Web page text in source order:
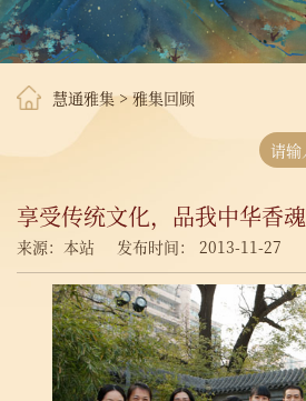
慧通雅集>雅集回顾
享受传统文化，品我中华香魂
来源：本站 发布时间： 2013-11-27